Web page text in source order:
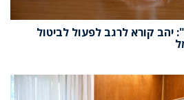
יהב קורא לרגב לפעול לביטול